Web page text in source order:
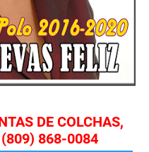
DE COLCHAS,
(809) 868-0084